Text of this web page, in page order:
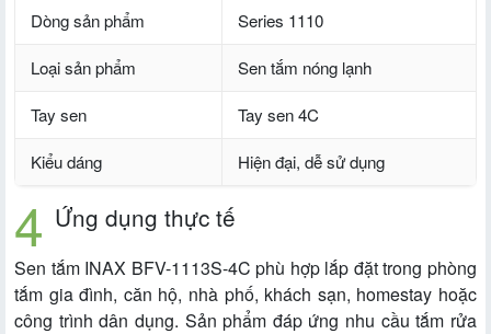
Dòng sản phẩm Series 1110
Loại sản phẩm Sen tắm nóng lạnh
Tay sen Tay sen 4C
Kiểu dáng Hiện đại, dễ sử dụng
Ứng dụng thực tế
Sen tắm INAX BFV-1113S-4C phù hợp lắp đặt trong phòng
tắm gia đình, căn hộ, nhà phố, khách sạn, homestay hoặc
công trình dân dụng. Sản phẩm đáp ứng nhu cầu tắm rửa